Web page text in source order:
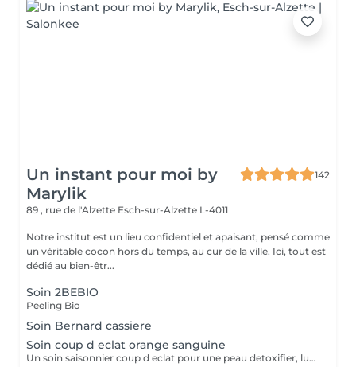
Un instant pour moi by
Marylik
142
89 , rue de l'Alzette Esch-sur-Alzette L-4011
Notre institut est un lieu confidentiel et apaisant, pensé comme
un véritable cocon hors du temps, au cur de la ville. Ici, tout est
dédié au bien-êtr...
Soin 2BEBIO
Peeling Bio
Soin Bernard cassiere
Soin coup d eclat orange sanguine
Un soin saisonnier coup d eclat pour une peau detoxifier, lumineuse Digitopression et massage aux pierres de gua sha